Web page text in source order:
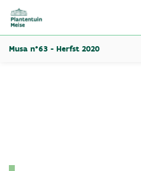
Musa n°63 - Herfst 2020